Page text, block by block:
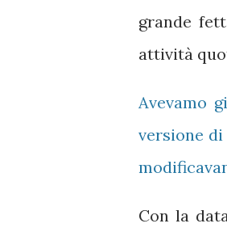
grande
attività
Avevamo
versione di
Con la